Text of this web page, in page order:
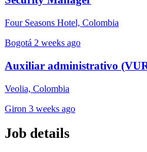
Four Seasons Hotel, Colombia
Bogotá 2 weeks ago
Auxiliar administrativo
Veolia, Colombia
Giron 3 weeks ago
Job details